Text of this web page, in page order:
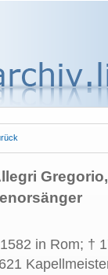
in Rom; †